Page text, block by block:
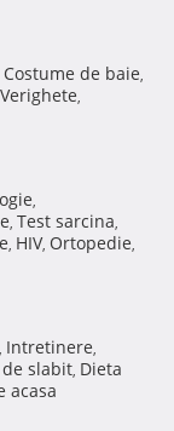
Costume de baie,
Verighete,
,
, Test sarcina,
, HIV, Ortopedie,
, Intretinere,
slabit, Dieta
acasa